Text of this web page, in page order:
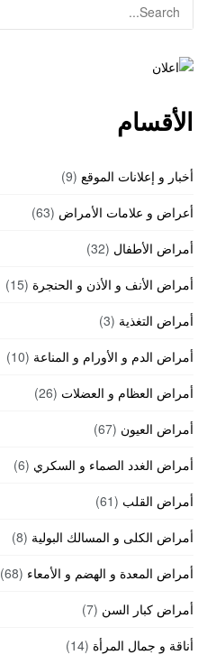
الأقسام
أخبار و إعلانات الموقع (9)
أعراض و علامات الأمراض (63)
أمراض الأطفال (32)
أمراض الأنف و الأذن و الحنجرة (15)
أمراض التغذية (3)
أمراض الدم و الأورام و المناعة (10)
أمراض العظام و العضلات (26)
أمراض العيون (67)
أمراض الغدد الصماء و السكري (6)
أمراض القلب (61)
أمراض الكلى و المسالك البولية (8)
أمراض المعدة و الهضم و الأمعاء (68)
أمراض كبار السن (7)
أناقة و جمال المرأة (14)